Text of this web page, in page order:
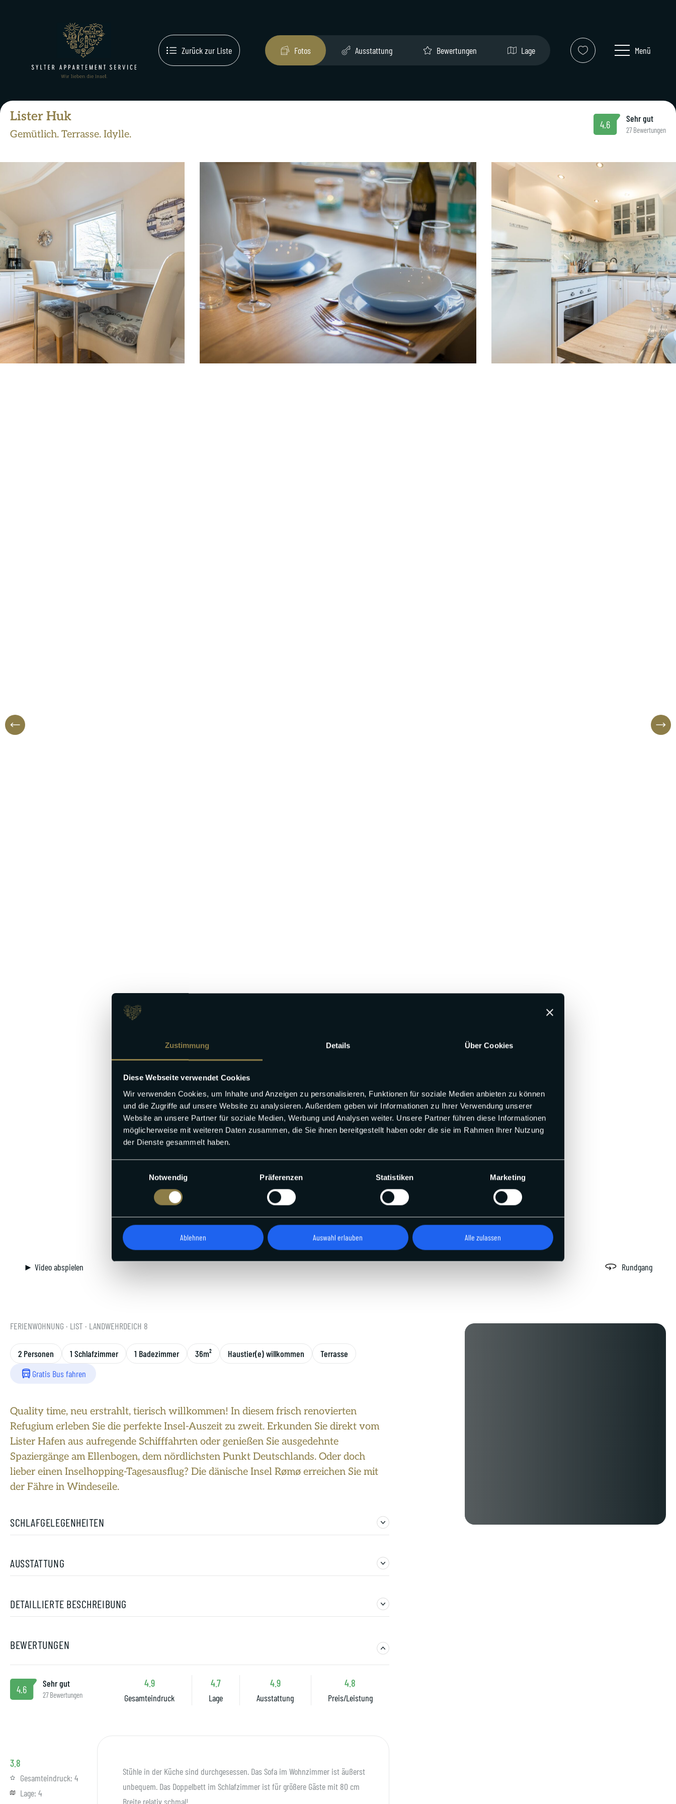
Zustimmung Details Über Cookies
Diese Webseite verwendet Cookies
Wir verwenden Cookies, um Inhalte und Anzeigen zu personalisieren, Funktionen für soziale Medien anbieten zu können
und die Zugriffe auf unsere Website zu analysieren. Außerdem geben wir Informationen zu Ihrer Verwendung unserer
Website an unsere Partner für soziale Medien, Werbung und Analysen weiter. Unsere Partner führen diese Informationen
möglicherweise mit weiteren Daten zusammen, die Sie ihnen bereitgestellt haben oder die sie im Rahmen Ihrer Nutzung
der Dienste gesammelt haben.
Notwendig
Präferenzen Statistiken Marketing
Ablehnen Auswahl erlauben Alle zulassen
Zurück zur Liste Fotos Ausstattung Bewertungen Lage Menü
Lister Huk
Gemütlich. Terrasse. Idylle.
4.6 Sehr gut
27 Bewertungen
► Video abspielen Rundgang
FERIENWOHNUNG · LIST · LANDWEHRDEICH 8
2 Personen 1 Schlafzimmer 1 Badezimmer 36m² Haustier(e) willkommen
Terrasse
Gratis Bus fahren
Quality time, neu erstrahlt, tierisch willkommen! In diesem frisch renovierten
Refugium erleben Sie die perfekte Insel-Auszeit zu zweit. Erkunden Sie direkt vom
Lister Hafen aus aufregende Schifffahrten oder genießen Sie ausgedehnte
Spaziergänge am Ellenbogen, dem nördlichsten Punkt Deutschlands. Oder doch
lieber einen Inselhopping-Tagesausflug? Die dänische Insel Rømø erreichen Sie mit
der Fähre in Windeseile.
SCHLAFGELEGENHEITEN
AUSSTATTUNG
DETAILLIERTE BESCHREIBUNG
BEWERTUNGEN
4.6 Sehr gut
27 Bewertungen
4.9
Gesamteindruck
4.7
Lage
4.9
Ausstattung
4.8
Preis/Leistung
3.8
Gesamteindruck: 4
Lage: 4
Stühle in der Küche sind durchgesessen. Das Sofa im Wohnzimmer ist äußerst
unbequem. Das Doppelbett im Schlafzimmer ist für größere Gäste mit 80 cm
Breite relativ schmal!